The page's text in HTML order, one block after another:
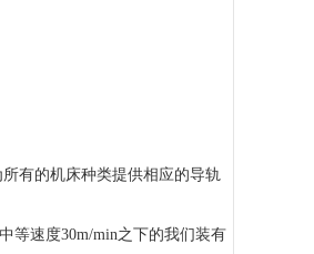
有的机床种类提供相应的导轨
等速度30m/min之下的我们装有